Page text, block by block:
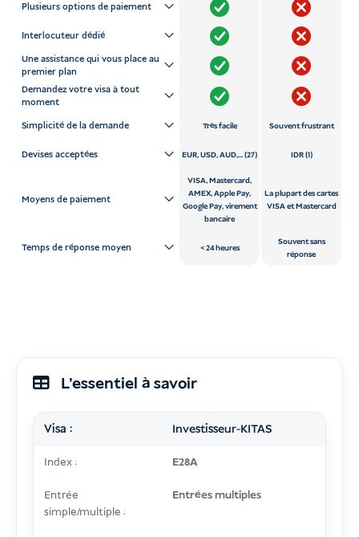
Plusieurs options de paiement
Interlocuteur dédié
Une assistance qui vous place au
premier plan
Demandez votre visa à tout
moment
Simplicité de la demande
Très facile Souvent frustrant
Devises acceptées EUR, USD, AUD,... (27) IDR (1)
Moyens de paiement
VISA, Mastercard,
AMEX, Apple Pay,
Google Pay, virement
bancaire
La plupart des cartes
VISA et Mastercard
Temps de réponse moyen 24 heures
Souvent sans
réponse
L’essentiel à savoir
Visa : Investisseur-KITAS
Index : E28A
Entrée
simple/multiple :
Entrées multiples